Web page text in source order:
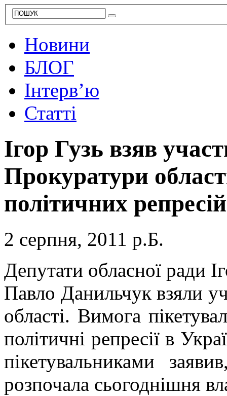
Новини
БЛОГ
Інтерв’ю
Статті
Ігор Гузь взяв
Прокуратури
політичних
2 серпня, 2011 р.Б.
Депутати обласної ради
Павло Данильчук взяли
області. Вимога
політичні репресії в
пікетувальниками
розпочала сьогоднішня